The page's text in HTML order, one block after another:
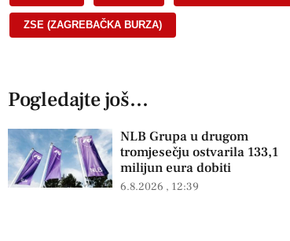
ZSE (ZAGREBAČKA BURZA)
Pogledajte još...
NLB Grupa u drugom
tromjesečju ostvarila 133,1
milijun eura dobiti
6.8.2026 12:39